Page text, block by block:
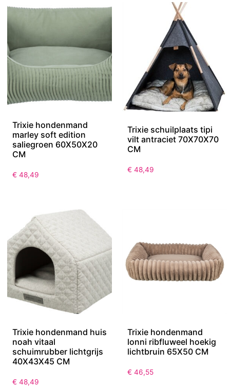
Trixie hondenmand
marley soft edition
saliegroen 60X50X20
CM
€ 48,49
Trixie schuilplaats tipi
vilt antraciet 70X70X70
CM
€ 48,49
Trixie hondenmand huis
noah vitaal
schuimrubber lichtgrijs
40X43X45 CM
€ 48,49
Trixie hondenmand
lonni ribfluweel hoekig
lichtbruin 65X50 CM
€ 46,55